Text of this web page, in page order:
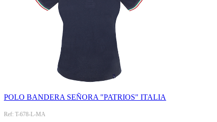
POLO BANDERA SEÑORA "PATRIOS" ITALIA
Ref: T-678-L-MA